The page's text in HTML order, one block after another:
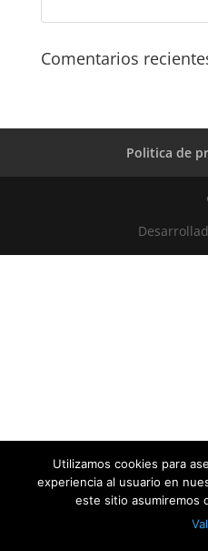
Comentarios
Politica de
Utilizamos cookies para
experiencia al usuario en
este sitio asumiremos